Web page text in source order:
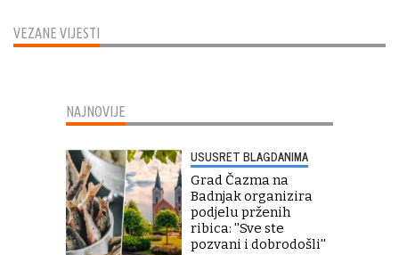
VEZANE VIJESTI
NAJNOVIJE
USUSRET BLAGDANIMA
Grad Čazma na
Badnjak organizira
podjelu prženih
ribica: ''Sve ste
pozvani i dobrodošli''